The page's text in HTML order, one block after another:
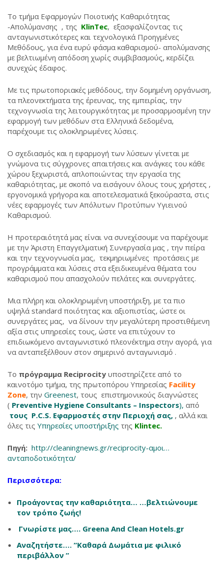
Το τμήμα Εφαρμογών Ποιοτικής Καθαριότητας
-Απολύμανσης , της KlinTec, εξασφαλίζοντας τις
ανταγωνιστικότερες και τεχνολογικά Προηγμένες
Μεθόδους, για ένα ευρύ φάσμα καθαρισμού- απολύμανσης
με βελτιωμένη απόδοση χωρίς συμβιβασμούς, κερδίζει
συνεχώς έδαφος.
Με τις πρωτοποριακές μεθόδους, την δομημένη οργάνωση,
τα πλεονεκτήματα της έρευνας, της εμπειρίας, την
τεχνογνωσία της λειτουργικότητας με προσαρμοσμένη την
εφαρμογή των μεθόδων στα Ελληνικά δεδομένα,
παρέχουμε τις ολοκληρωμένες λύσεις.
Ο σχεδιασμός και η εφαρμογή των λύσεων γίνεται με
γνώμονα τις σύγχρονες απαιτήσεις και ανάγκες του κάθε
χώρου ξεχωριστά, απλοποιώντας την εργασία της
καθαριότητας, με σκοπό να εισάγουν όλους τους χρήστες ,
εργονομικά γρήγορα και αποτελεσματικά ξεκούραστα, στις
νέες εφαρμογές των Απόλυτων Προτύπων Υγιεινού
Καθαρισμού.
Η προτεραιότητά μας είναι να συνεχίσουμε να παρέχουμε
με την Άριστη Επαγγελματική Συνεργασία μας , την πείρα
και την τεχνογνωσία μας, τεκμηριωμένες προτάσεις με
προγράμματα και λύσεις στα εξειδικευμένα θέματα του
καθαρισμού που απασχολούν πελάτες και συνεργάτες.
Μια πλήρη και ολοκληρωμένη υποστήριξη, με τα πιο
υψηλά standard ποιότητας και αξιοπιστίας, ώστε οι
συνεργάτες μας, να δίνουν την μεγαλύτερη προστιθέμενη
αξία στις υπηρεσίες τους, ώστε να επιτύχουν το
επιδιωκόμενο ανταγωνιστικό πλεονέκτημα στην αγορά, για
να ανταπεξέλθουν στον σημερινό ανταγωνισμό .
Το πρόγραμμα Reciprocity υποστηρίζετε από το
καινοτόμο τμήμα, της πρωτοπόρου Υπηρεσίας Facility
Zone, την Greenest, τους επιστημονικούς διαγνώστες
( Preventive Hygiene Consultants – Ιnspectors), από
τους P.C.S. Εφαρμοστές στην Περιοχή σας, , αλλά και
όλες τις Υπηρεσίες υποστήριξης της Klintec.
Πηγή: http://cleaningnews.gr/reciprocity-αμοι…
ανταποδοτικότητα/
Περισσότερα:
Προάγοντας την καθαριότητα… …βελτιώνουμε
τον τρόπο ζωής!
Γνωρίστε μας…. Greena And Clean Hotels.gr
Αναζητήστε…. “Καθαρά Δωμάτια με φιλικό
περιβάλλον ”